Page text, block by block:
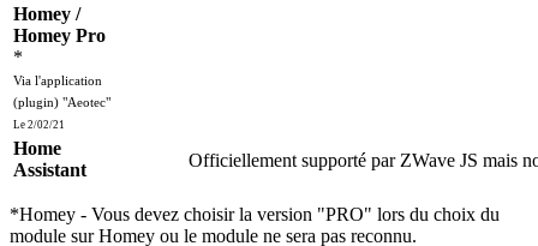
Homey /
Homey Pro
*
Via l'application
(plugin) "Aeotec"
Le 2/02/21
Home
Assistant
Officiellement supporté par ZWave JS mais
*Homey - Vous devez choisir la version "PRO" lors du choix du
module sur Homey ou le module ne sera pas reconnu.